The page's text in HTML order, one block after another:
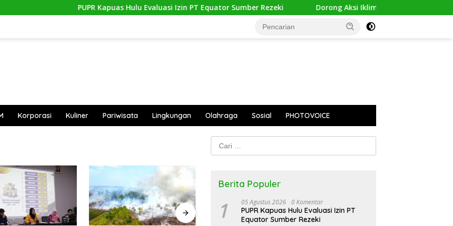
PUPR Kapuas Hulu Evaluasi Izin PT Equator Sumber Rezeki Dorong Aksi Iklim Inklusif, HWDI
Korporasi Kuliner Pariwisata Lingkungan Olahraga Sosial PHOTOVOICE
Cari
untuk:
Berita Populer
1 05 Agustus 2026 0 Komentar
PUPR Kapuas Hulu Evaluasi Izin PT
Equator Sumber Rezeki